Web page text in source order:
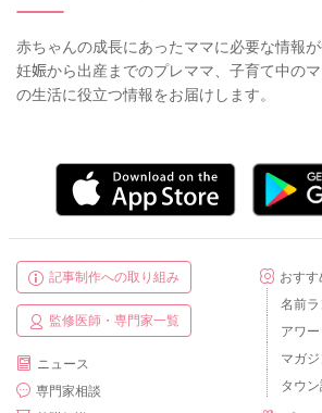
赤ちゃんの成長にあったママに必要な情報が
妊娠から出産までのプレママ、子育て中の
の生活に役立つ情報をお届けします。
記事制作への取り組み
監修医師・専門家一覧
ニュース
専門家相談
おすす
名前
アワー
マガジ
タウ